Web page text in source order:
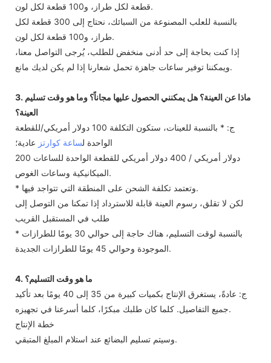
قطعة لكل طراز، و100 قطعة لكل لون.
بالنسبة للعلب المصنوعة من السبائك، نحتاج إلى 300 قطعة لكل
طراز، و100 قطعة لكل لون.
إذا كنت بحاجة إلى حد أدنى منخفض للطلب، يُرجى التواصل معنا،
ويمكننا توفير ساعات جاهزة تحمل شعارنا إذا لم يكن لديك مانع.
3. ماذا عن العينة؟ هل يمكنني الحصول عليها مجاناً؟ وما هو وقت تسليم
العينة؟
ج: * بالنسبة للعينات، ستكون التكلفة 100 دولار أمريكي/للقطعة
الواحدة لساعة كوارتز عادية؛
200 دولار أمريكي / 400 دولار أمريكي للقطعة الواحدة للساعات
الميكانيكية وساعات الغوص.
* وتعتمد تكلفة الشحن على المنطقة التي تتواجد فيها.
لكن لا تقلق، رسوم العينة قابلة للاسترداد إذا تمكنا من التوصل إلى
طلب في المستقبل القريب
* بالنسبة لوقت التسليم، هناك حاجة إلى حوالي 30 يومًا للطرازات
الموجودة وحوالي 45 يومًا للطرازات الجديدة.
4. ما هو وقت التسليم؟
ج: عادةً، يستغرق الإنتاج بكميات كبيرة من 35 إلى 40 يومًا بعد تأكيد
جميع التفاصيل. كلما كان طلبك مبكرًا، كلما أسرعنا في تجهيزه.
خطة الإنتاج
وسيتم تسليم البضائع عند استلام المبلغ المتبقي.